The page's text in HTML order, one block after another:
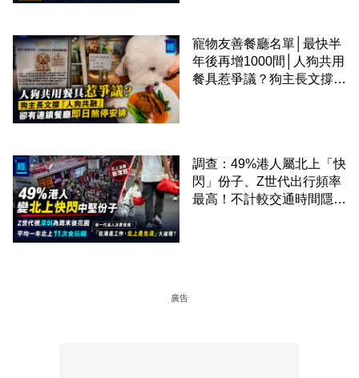
寵物友善餐廳名單│最快半
年後再增1000間│人狗共用
餐具惹爭議？狗主長文撐
調查：49%港人屬北上「快
閃」份子、Z世代出行頻率
最高！不計較交通時間隱形
廣告